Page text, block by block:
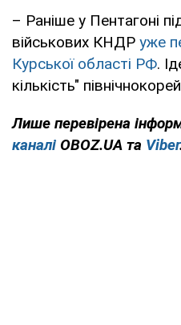
– Раніше у Пентагоні
військових КНДР уже
Курської області РФ.
кількість"
Лише перевірена
каналі OBOZ.UA та Viber